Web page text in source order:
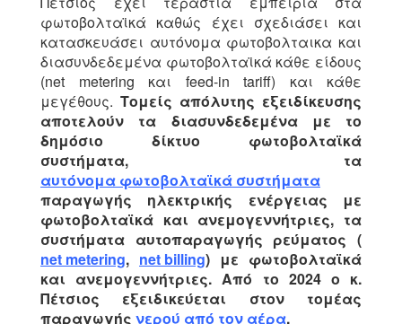
φωτοβολταϊκά καθώς έχει σχεδιάσει και
κατασκευάσει αυτόνομα φωτοβολταικα και
διασυνδεδεμένα φωτοβολταϊκά κάθε είδους
(net metering και feed-in tariff) και κάθε
μεγέθους. Τομείς απόλυτης εξειδίκευσης
αποτελούν τα διασυνδεδεμένα με το
δημόσιο δίκτυο φωτοβολταϊκά
συστήματα, τα
αυτόνομα φωτοβολταϊκά συστήματα
παραγωγής ηλεκτρικής ενέργειας με
φωτοβολταϊκά και ανεμογεννήτριες, τα
συστήματα αυτοπαραγωγής ρεύματος (
net metering, net billing) με φωτοβολταϊκά
και ανεμογεννήτριες. Από το 2024 ο κ.
Πέτσιος εξειδικεύεται στον τομέας
παραγωγής νερού από τον αέρα.